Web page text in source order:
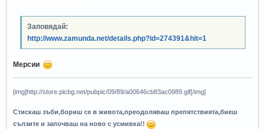
Заповядай:
http://www.zamunda.net/details.php?id=274391&hit=1
Мерсии
[img]http://store.picbg.net/pubpic/09/89/a00646cb83ac0989.gif[/img]
Стискаш зъби,бориш се в живота,преодоляваш препятствията,биеш
сълзите и започваш на ново с усмивка!!